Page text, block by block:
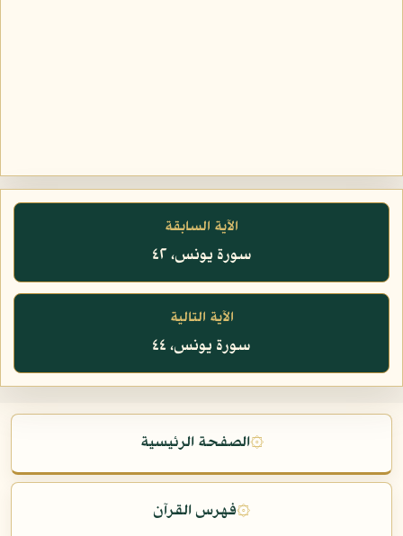
الآية السابقة
سورة يونس، ٤٢
الآية التالية
سورة يونس، ٤٤
۞الصفحة الرئيسية
۞فهرس القرآن